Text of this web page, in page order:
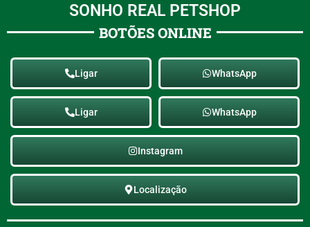
SONHO REAL PETSHOP
BOTÕES ONLINE
Ligar WhatsApp
Ligar WhatsApp
Instagram
Localização